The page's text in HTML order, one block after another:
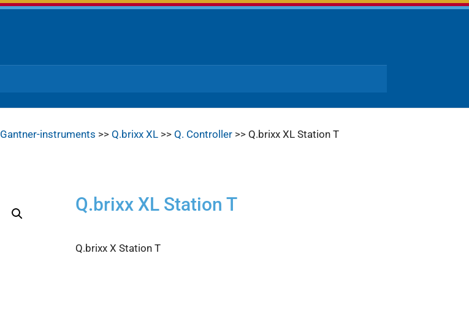
Gantner-instruments >> Q.brixx XL >> Q. Controller >> Q.brixx XL Station T
Q.brixx XL Station T
Q.brixx X Station T